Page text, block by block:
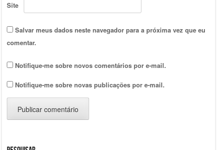
Site
Salvar meus dados neste navegador para a próxima vez que eu
comentar.
Notifique-me sobre novos comentários por e-mail.
Notifique-me sobre novas publicações por e-mail.